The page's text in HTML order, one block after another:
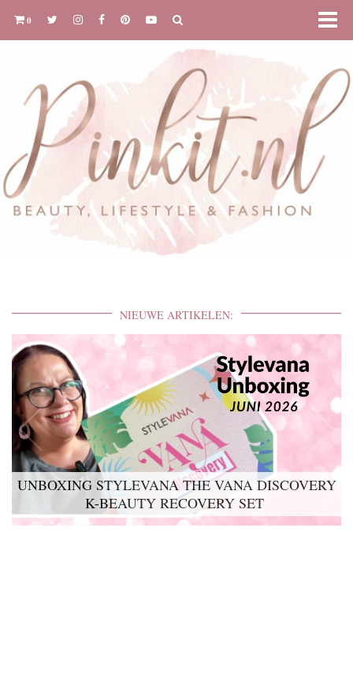
0
NIEUWE ARTIKELEN:
UNBOXING STYLEVANA THE VANA DISCOVERY
K-BEAUTY RECOVERY SET